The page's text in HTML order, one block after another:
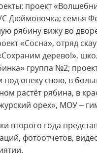
проект
Дюймовочка; семья
рябину вижу во
«Сосна», отряд
дерево!»,
группа №2;
под опеку свою, в
растёт рябина, в
орех», МОУ –
второго года
фотоотчетов,